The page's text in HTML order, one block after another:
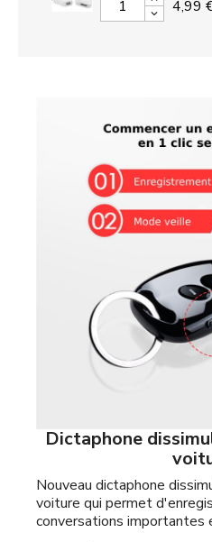
4,99
Dictaphone
Nouveau dictaphone
voiture qui permet
conversations importantes